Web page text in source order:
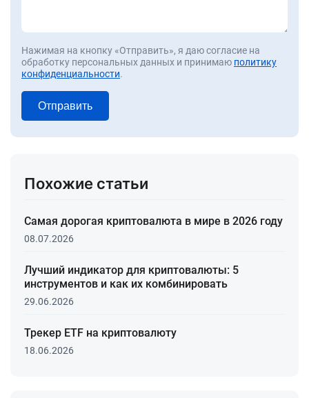
Нажимая на кнопку «Отправить», я даю согласие на
обработку персональных данных и принимаю политику
конфиденциальности.
Отправить
Похожие статьи
Самая дорогая криптовалюта в мире в 2026 году
08.07.2026
Лучший индикатор для криптовалюты: 5
инструментов и как их комбинировать
29.06.2026
Трекер ETF на криптовалюту
18.06.2026